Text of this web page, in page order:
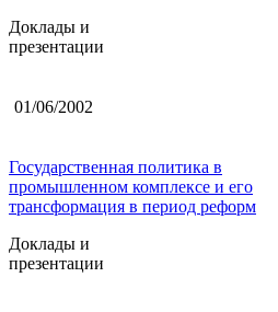
Доклады и
презентации
01/06/2002
Государственная политика в
промышленном комплексе и его
трансформация в период реформ
Доклады и
презентации